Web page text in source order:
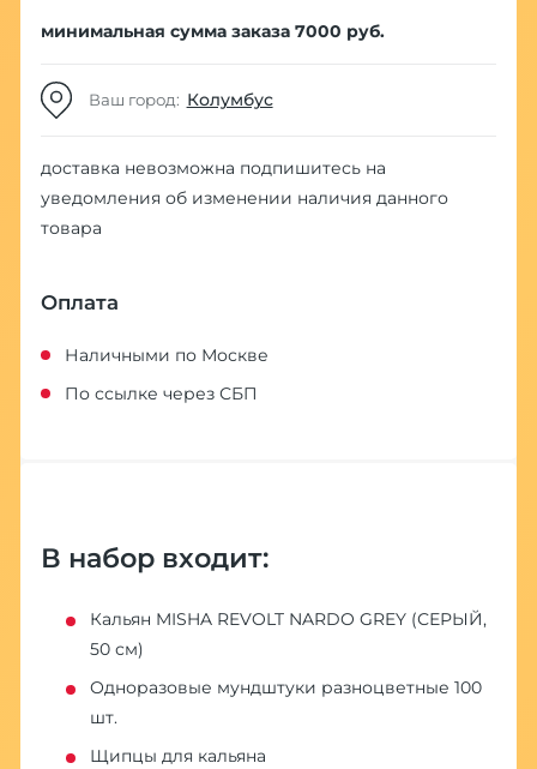
минимальная сумма заказа 7000 руб.
Ваш город: Колумбус
доставка невозможна подпишитесь на
уведомления об изменении наличия данного
товара
Оплата
Наличными по Москве
По ссылке через СБП
В набор входит:
Кальян MISHA REVOLT NARDO GREY (СЕРЫЙ,
50 см)
Одноразовые мундштуки разноцветные 100
шт.
Щипцы для кальяна